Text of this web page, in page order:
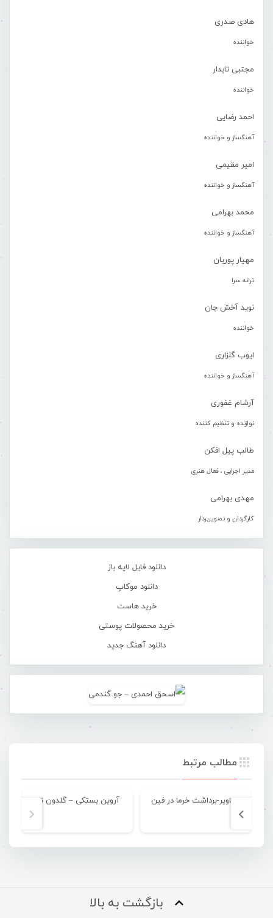
هادی صدری
خواننده
مجتبی تابدار
خواننده
احمد رضایی
آهنگساز و خواننده
امیر مقیمی
آهنگساز و خواننده
محمد بهرامی
آهنگساز و خواننده
مهیار پوریان
ترانه سرا
نوید آخش جان
خواننده
ایوب گلزاری
آهنگساز و خواننده
آرشام غفوری
نوازنده و تنظیم کننده
طالب پیل افکن
مدیر اجرایی ، فعال هنری
مهدی بهرامی
کارگردان و تصویربردار
دانلود فایل لایه باز
دانلود موکاپ
خرید هاست
خرید محصولات پوستی
دانلود آهنگ جدید
مطالب مرتبط
تصاویر-برداشت خرما در فین آروین بستکی – گلدون تبا
بازگشت به بالا